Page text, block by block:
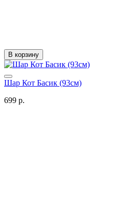
В корзину
Шар Кот Басик (93см)
699 р.